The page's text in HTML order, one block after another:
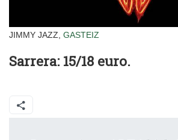
JIMMY JAZZ, GASTEIZ
Sarrera: 15/18 euro.